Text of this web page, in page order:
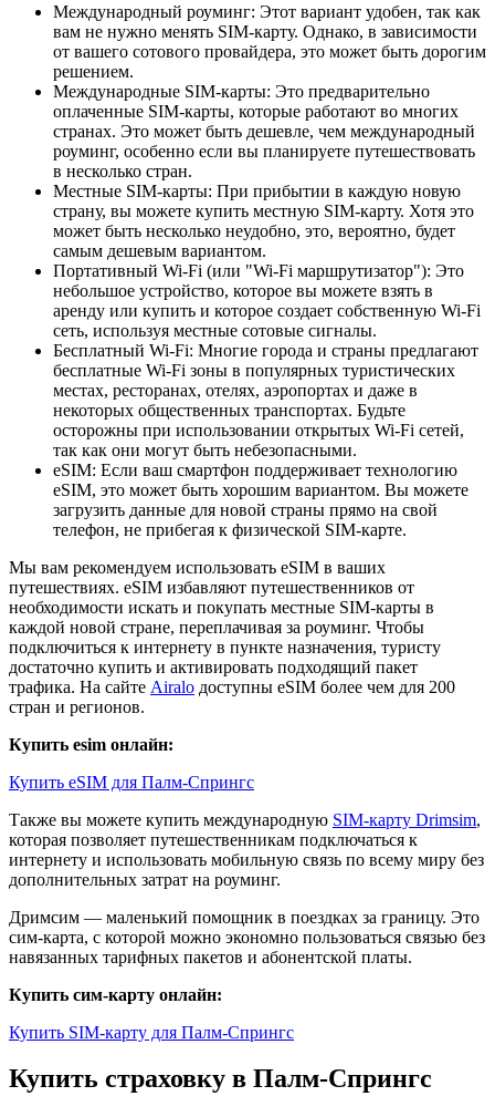
Международный роуминг: Этот вариант удобен, так как
вам не нужно менять SIM-карту. Однако, в зависимости
от вашего сотового провайдера, это может быть дорогим
решением.
Международные SIM-карты: Это предварительно
оплаченные SIM-карты, которые работают во многих
странах. Это может быть дешевле, чем международный
роуминг, особенно если вы планируете путешествовать
в несколько стран.
Местные SIM-карты: При прибытии в каждую новую
страну, вы можете купить местную SIM-карту. Хотя это
может быть несколько неудобно, это, вероятно, будет
самым дешевым вариантом.
Портативный Wi-Fi (или "Wi-Fi маршрутизатор"): Это
небольшое устройство, которое вы можете взять в
аренду или купить и которое создает собственную Wi-Fi
сеть, используя местные сотовые сигналы.
Бесплатный Wi-Fi: Многие города и страны предлагают
бесплатные Wi-Fi зоны в популярных туристических
местах, ресторанах, отелях, аэропортах и даже в
некоторых общественных транспортах. Будьте
осторожны при использовании открытых Wi-Fi сетей,
так как они могут быть небезопасными.
eSIM: Если ваш смартфон поддерживает технологию
eSIM, это может быть хорошим вариантом. Вы можете
загрузить данные для новой страны прямо на свой
телефон, не прибегая к физической SIM-карте.
Мы вам рекомендуем использовать eSIM в ваших
путешествиях. eSIM избавляют путешественников от
необходимости искать и покупать местные SIM-карты в
каждой новой стране, переплачивая за роуминг. Чтобы
подключиться к интернету в пункте назначения, туристу
достаточно купить и активировать подходящий пакет
трафика. На сайте Airalo доступны eSIM более чем для 200
стран и регионов.
Купить esim онлайн:
Купить eSIM для Палм-Спрингс
Также вы можете купить международную SIM-карту Drimsim,
которая позволяет путешественникам подключаться к
интернету и использовать мобильную связь по всему миру без
дополнительных затрат на роуминг.
Дримсим — маленький помощник в поездках за границу. Это
сим-карта, с которой можно экономно пользоваться связью без
навязанных тарифных пакетов и абонентской платы.
Купить сим-карту онлайн:
Купить SIM-карту для Палм-Спрингс
Купить страховку в Палм-Спрингс